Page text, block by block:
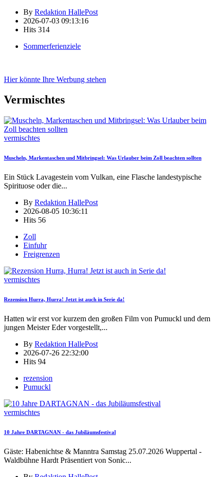
By Redaktion HallePost
2026-07-03 09:13:16
Hits 314
Sommerferienziele
Hier könnte Ihre Werbung stehen
Vermischtes
vermischtes
Muscheln, Markentaschen und Mitbringsel: Was Urlauber beim Zoll beachten sollten
Ein Stück Lavagestein vom Vulkan, eine Flasche landestypische
Spirituose oder die...
By Redaktion HallePost
2026-08-05 10:36:11
Hits 56
Zoll
Einfuhr
Freigrenzen
vermischtes
Rezension Hurra, Hurra! Jetzt ist auch in Serie da!
Hatten wir erst vor kurzem den großen Film von Pumuckl und dem
jungen Meister Eder vorgestellt,...
By Redaktion HallePost
2026-07-26 22:32:00
Hits 94
rezension
Pumuckl
vermischtes
10 Jahre DARTAGNAN - das Jubiläumsfestival
Gäste: Habenichtse & Manntra Samstag 25.07.2026 Wuppertal -
Waldbühne Hardt Präsentiert von Sonic...